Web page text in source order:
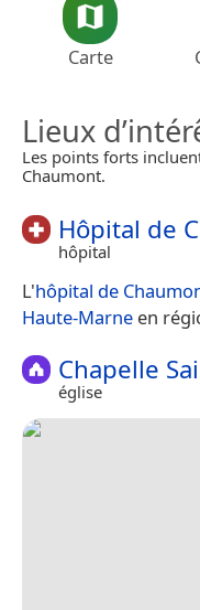
Carte
Lieux
Les points forts
Chaumont.
Hôpital de
hôpital
L'hôpital de
Haute-Marne en
Chapelle
église